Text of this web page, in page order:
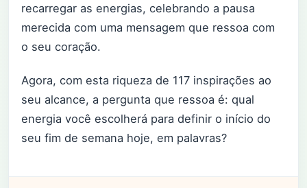
recarregar as energias, celebrando a pausa
merecida com uma mensagem que ressoa com
o seu coração.
Agora, com esta riqueza de 117 inspirações ao
seu alcance, a pergunta que ressoa é: qual
energia você escolherá para definir o início do
seu fim de semana hoje, em palavras?